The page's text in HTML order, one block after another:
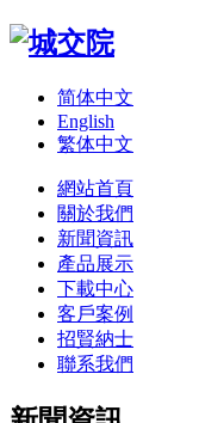
简体中文
English
繁体中文
網站首頁
關於我們
新聞資訊
產品展示
下載中心
客戶案例
招賢納士
聯系我們